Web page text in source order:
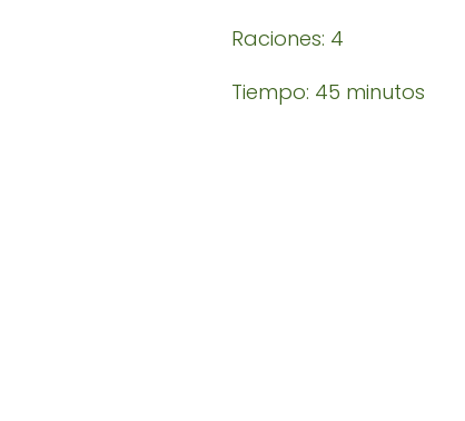
Raciones: 4
Tiempo: 45 minutos